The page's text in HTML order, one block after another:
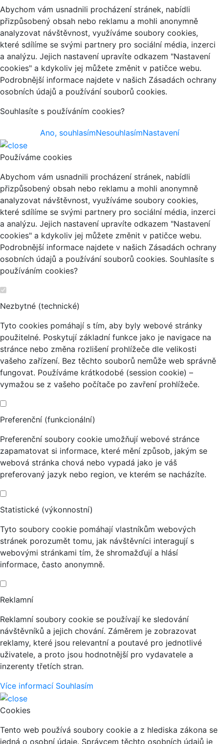
Abychom vám usnadnili procházení stránek, nabídli
přizpůsobený obsah nebo reklamu a mohli anonymně
analyzovat návštěvnost, využíváme soubory cookies,
které sdílíme se svými partnery pro sociální média, inzerci
a analýzu. Jejich nastavení upravíte odkazem "Nastavení
cookies" a kdykoliv jej můžete změnit v patičce webu.
Podrobnější informace najdete v našich Zásadách ochrany
osobních údajů a používání souborů cookies.
Souhlasíte s používáním cookies?
Ano, souhlasímNesouhlasímNastavení
Používáme cookies
Abychom vám usnadnili procházení stránek, nabídli
přizpůsobený obsah nebo reklamu a mohli anonymně
analyzovat návštěvnost, využíváme soubory cookies,
které sdílíme se svými partnery pro sociální média, inzerci
a analýzu. Jejich nastavení upravíte odkazem "Nastavení
cookies" a kdykoliv jej můžete změnit v patičce webu.
Podrobnější informace najdete v našich Zásadách ochrany
osobních údajů a používání souborů cookies. Souhlasíte s
používáním cookies?
Nezbytné (technické)
Tyto cookies pomáhají s tím, aby byly webové stránky
použitelné. Poskytují základní funkce jako je navigace na
stránce nebo změna rozlišení prohlížeče dle velikosti
vašeho zařízení. Bez těchto souborů nemůže web správně
fungovat. Používáme krátkodobé (session cookie) –
vymažou se z vašeho počítače po zavření prohlížeče.
Preferenční (funkcionální)
Preferenční soubory cookie umožňují webové stránce
zapamatovat si informace, které mění způsob, jakým se
webová stránka chová nebo vypadá jako je váš
preferovaný jazyk nebo region, ve kterém se nacházíte.
Statistické (výkonnostní)
Tyto soubory cookie pomáhají vlastníkům webových
stránek porozumět tomu, jak návštěvníci interagují s
webovými stránkami tím, že shromažďují a hlásí
informace, často anonymně.
Reklamní
Reklamní soubory cookie se používají ke sledování
návštěvníků a jejich chování. Záměrem je zobrazovat
reklamy, které jsou relevantní a poutavé pro jednotlivé
uživatele, a proto jsou hodnotnější pro vydavatele a
inzerenty třetích stran.
Více informací Souhlasím
Cookies
Tento web používá soubory cookie a z hlediska zákona se
jedná o osobní údaje. Správcem těchto osobních údajů je